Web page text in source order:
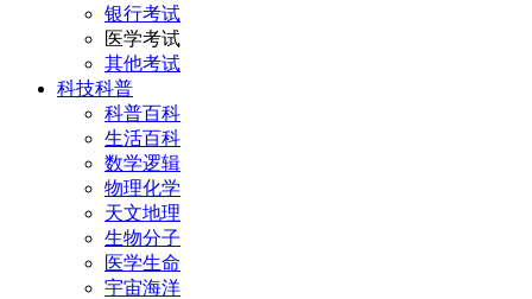
银行考试
医学考试
其他考试
科技科普
科普百科
生活百科
数学逻辑
物理化学
天文地理
生物分子
医学生命
宇宙海洋